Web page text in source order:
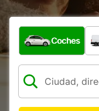
¿Qué tipo de
Coches